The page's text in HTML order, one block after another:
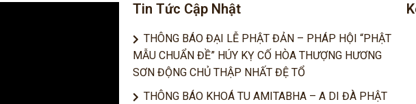
Tin Tức Cập Nhật
THÔNG BÁO ĐẠI LỄ PHẬT ĐẢN – PHÁP HỘI “PHẬT
MẪU CHUẨN ĐỀ” HÚY KỴ CỐ HÒA THƯỢNG HƯƠNG
SƠN ĐỘNG CHỦ THẬP NHẤT ĐỆ TỔ
THÔNG BÁO KHOÁ TU AMITABHA – A DI ĐÀ PHẬT